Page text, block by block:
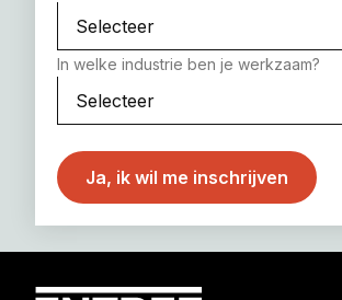
In welke industrie ben je werkzaam?